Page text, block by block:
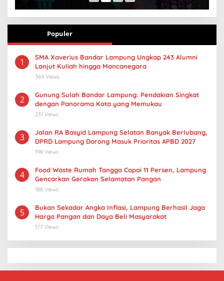
Populer
1
SMA Xaverius Bandar Lampung Ungkap 243 Alumni
Lanjut Kuliah hingga Mancanegara
369 Views
2
Gunung Sulah Bandar Lampung: Pendakian Singkat
dengan Panorama Kota yang Memukau
231 Views
3
Jalan RA Basyid Lampung Selatan Banyak Berlubang,
DPRD Lampung Dorong Masuk Prioritas APBD 2027
198 Views
4
Food Waste Rumah Tangga Capai 11 Persen, Lampung
Gencarkan Gerakan Selamatan Pangan
188 Views
5
Bukan Sekadar Angka Inflasi, Lampung Berhasil Jaga
Harga Pangan dan Daya Beli Masyarakat
177 Views